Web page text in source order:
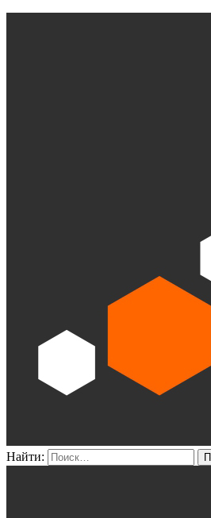
Найти: